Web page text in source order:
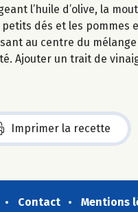
l’huile d’olive, la
dés et les pommes
au centre du
Ajouter un trait de
Imprimer la recette
Contact Mentions